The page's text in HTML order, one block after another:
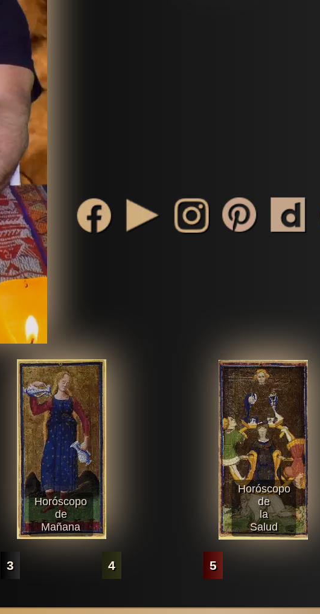
Horóscopo
de
Mañana
Horóscopo
de
la
Salud
3 4 5